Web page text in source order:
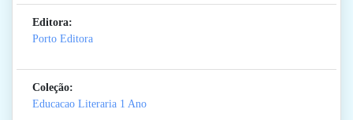
Editora:
Porto Editora
Coleção:
Educacao Literaria 1 Ano